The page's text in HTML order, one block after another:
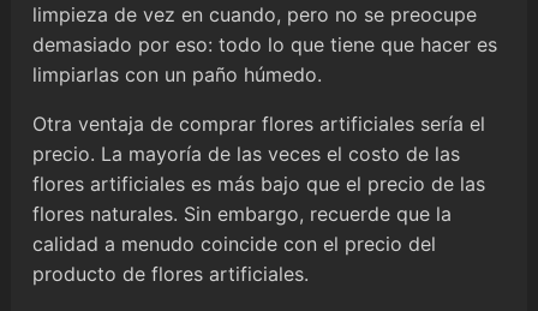
limpieza de vez en cuando, pero no se preocupe
demasiado por eso: todo lo que tiene que hacer es
limpiarlas con un paño húmedo.
Otra ventaja de comprar flores artificiales sería el
precio. La mayoría de las veces el costo de las
flores artificiales es más bajo que el precio de las
flores naturales. Sin embargo, recuerde que la
calidad a menudo coincide con el precio del
producto de flores artificiales.